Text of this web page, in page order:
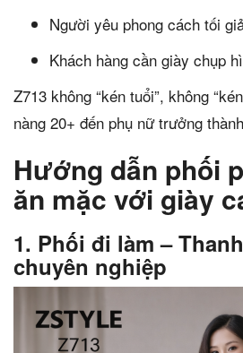
Người yêu phong cách tối
Khách hàng cần giày chụp
Z713 không “kén tuổi”, không
nàng 20+ đến phụ nữ trưởng
Hướng dẫn phối
ăn mặc với giày
1. Phối đi làm –
chuyên nghiệp